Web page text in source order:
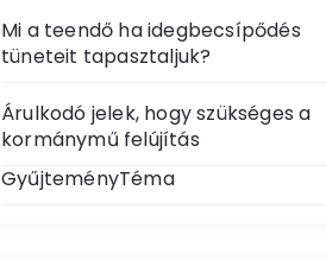
Mi a teendő ha idegbecsípődés
tüneteit tapasztaljuk?
Árulkodó jelek, hogy szükséges a
kormánymű felújítás
GyűjteményTéma